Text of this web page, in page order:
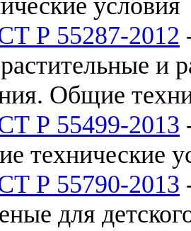
Р 55287-2012
и
Общие
Р 55499-2013
технические
Р 55790-2013
для